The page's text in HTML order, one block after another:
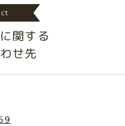
関する
せ先